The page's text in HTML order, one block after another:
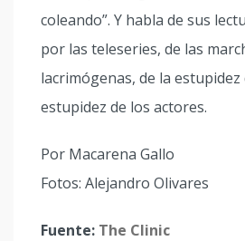
coleando”. Y habla de sus
por las teleseries, de las
lacrimógenas, de la estupidez
estupidez de los actores.
Por Macarena Gallo
Fotos: Alejandro Olivares
Fuente: The Clinic